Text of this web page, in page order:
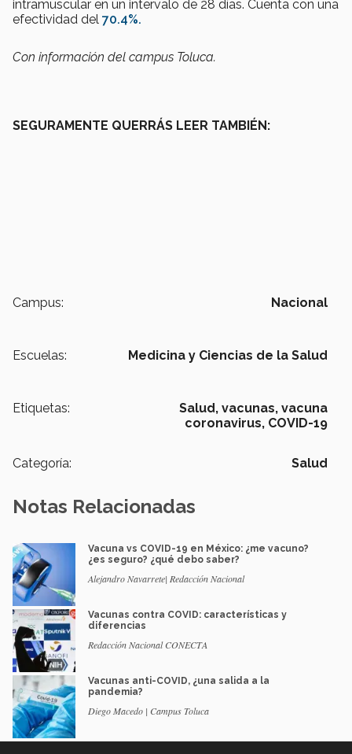
intramuscular en un intervalo de 28 días. Cuenta con una
efectividad del 70.4%.
Con información del campus Toluca.
SEGURAMENTE QUERRÁS LEER TAMBIÉN:
Campus: Nacional
Escuelas: Medicina y Ciencias de la Salud
Etiquetas: Salud, vacunas, vacuna
coronavirus, COVID-19
Categoría: Salud
Notas Relacionadas
Vacuna vs COVID-19 en México: ¿me vacuno?
¿es seguro? ¿qué debo saber?
Alejandro Navarrete| Redacción Nacional
Vacunas contra COVID: características y
diferencias
Redacción Nacional CONECTA
Vacunas anti-COVID, ¿una salida a la
pandemia?
Diego Macedo | Campus Toluca